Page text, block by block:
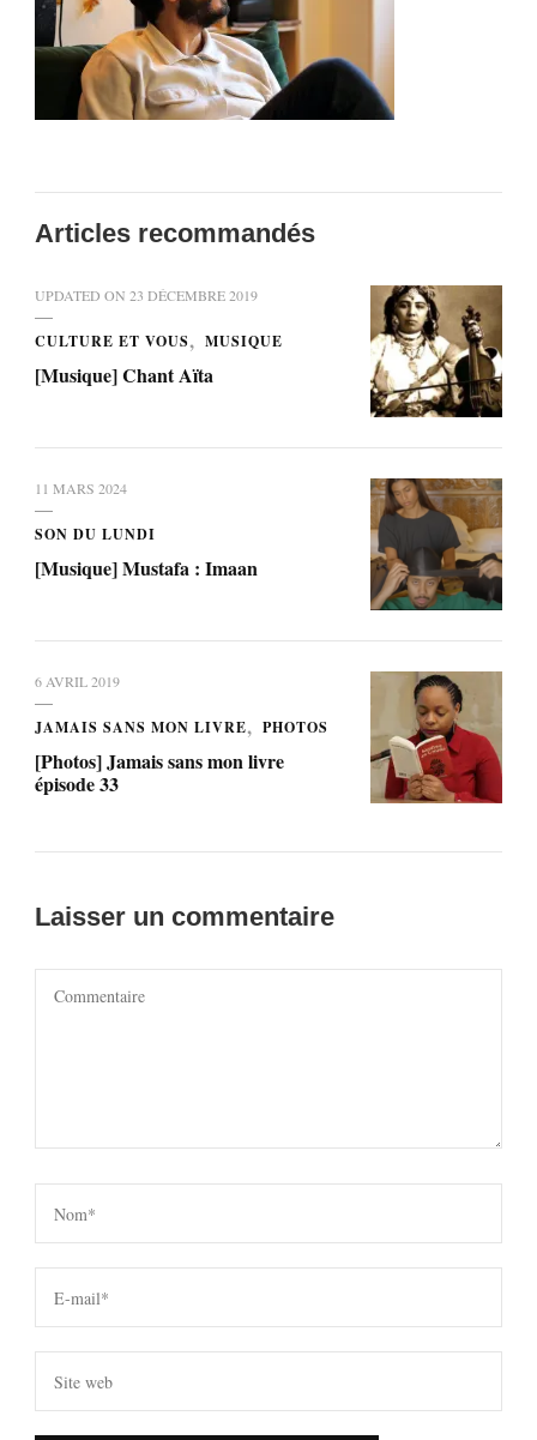
Articles recommandés
UPDATED ON 23 DÉCEMBRE 2019
CULTURE ET VOUS MUSIQUE
[Musique] Chant Aïta
11 MARS 2024
SON DU LUNDI
[Musique] Mustafa : Imaan
6 AVRIL 2019
JAMAIS SANS MON LIVRE PHOTOS
[Photos] Jamais sans mon livre
épisode 33
Laisser un commentaire